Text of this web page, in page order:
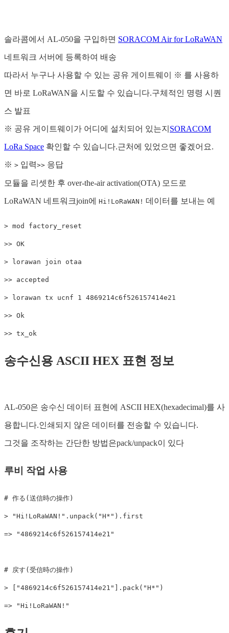
솔라콤에서 AL-050을 구입하면 SORACOM Air for LoRaWAN
네트워크 서버에 등록하여 배송
따라서 누구나 사용할 수 있는 공유 게이트웨이 ※ 를 사용하
면 바로 LoRaWAN을 시도할 수 있습니다.구체적인 명령 시퀀
스 발표
※ 공유 게이트웨이가 어디에 설치되어 있는지 SORACOM
LoRa Space 확인할 수 있습니다.근처에 있었으면 좋겠어요.
※ > 입력>> 응답
모듈을 리셋한 후 over-the-air activation(OTA) 모드로
LoRaWAN 네트워크join에 Hi!LoRaWAN! 데이터를 보내는 예
> mod factory_reset
>> OK
> lorawan join otaa
>> accepted
> lorawan tx ucnf 1 4869214c6f526157414e21
>> Ok
송수신용 ASCII HEX 표현 정보
AL-050은 송수신 데이터 표현에 ASCII HEX(hexadecimal)를 사
용합니다.인쇄되지 않은 데이터를 전송할 수 있습니다.
그것을 조작하는 간단한 방법은pack/unpack이 있다
루비 작업 사용
# 作る(送信時の操作)
> "Hi!LoRaWAN!" . unpack ( "H*" ). first
=> "4869214c6f526157414e21"
# 戻す(受信時の操作)
> "4869214c6f526157414e21" ]. pack ( "H*" )
=> "Hi!LoRaWAN!"